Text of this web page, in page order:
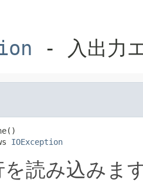
- 入出力
IOException
読み込みま